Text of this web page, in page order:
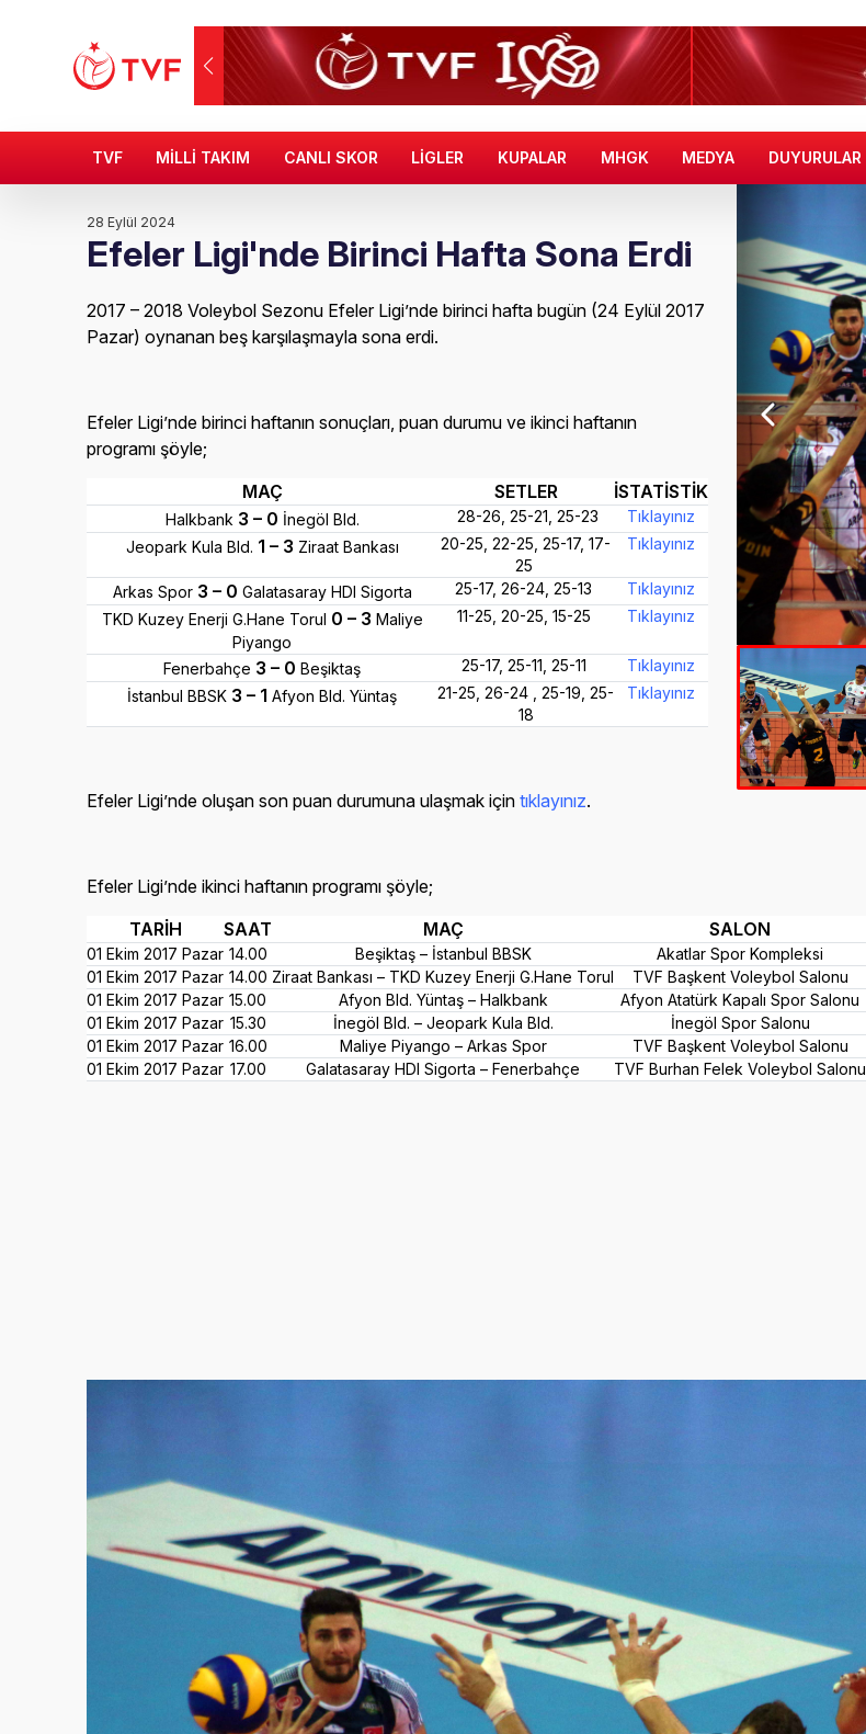
TVF MİLLİ TAKIM CANLI SKOR LİGLER KUPALAR MHGK MEDYA DUYURULAR
28 Eylül 2024
Efeler Ligi'nde Birinci Hafta Sona Erdi
2017 – 2018 Voleybol Sezonu Efeler Ligi’nde birinci hafta bugün (24 Eylül 2017
Pazar) oynanan beş karşılaşmayla sona erdi.
Efeler Ligi’nde birinci haftanın sonuçları, puan durumu ve ikinci haftanın
programı şöyle;
MAÇ
SETLER İSTATİSTİK
Halkbank 3 – 0 İnegöl Bld. 28-26, 25-21, 25-23
Tıklayınız
Jeopark Kula Bld. 1 – 3 Ziraat Bankası
20-25, 22-25, 25-17, 17-
25
Tıklayınız
Arkas Spor 3 – 0 Galatasaray HDI Sigorta 25-17, 26-24, 25-13
Tıklayınız
TKD Kuzey Enerji G.Hane Torul 0 – 3 Maliye
Piyango
11-25, 20-25, 15-25 Tıklayınız
Fenerbahçe 3 – 0 Beşiktaş 25-17, 25-11, 25-11
Tıklayınız
İstanbul BBSK 3 – 1 Afyon Bld. Yüntaş
21-25, 26-24 , 25-19, 25-
18
Tıklayınız
Efeler Ligi’nde oluşan son puan durumuna ulaşmak içintıklayınız.
Efeler Ligi’nde ikinci haftanın programı şöyle;
TARİH
SAAT MAÇ SALON
01 Ekim 2017 Pazar 14.00 Beşiktaş – İstanbul BBSK
Akatlar Spor Kompleksi
01 Ekim 2017 Pazar 14.00 Ziraat Bankası – TKD Kuzey Enerji G.Hane Torul
TVF Başkent Voleybol Salonu
01 Ekim 2017 Pazar 15.00 Afyon Bld. Yüntaş – Halkbank
Afyon Atatürk Kapalı Spor Salonu
01 Ekim 2017 Pazar 15.30 İnegöl Bld. – Jeopark Kula Bld.
İnegöl Spor Salonu
01 Ekim 2017 Pazar 16.00 Maliye Piyango – Arkas Spor
TVF Başkent Voleybol Salonu
01 Ekim 2017 Pazar 17.00 Galatasaray HDI Sigorta – Fenerbahçe TVF Burhan Felek Voleybol Salonu